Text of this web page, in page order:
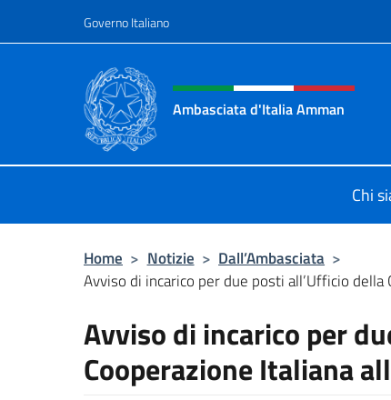
Governo Italiano
Intestazione sito, social e
Ambasciata d'Italia Amman
Chi
Home > Notizie > Dall’Ambasciata >
Avviso di incarico per due posti all’Ufficio della
Avviso di incarico per
Cooperazione Italiana